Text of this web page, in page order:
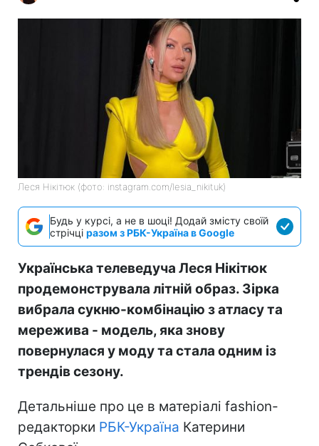
Леся Нікітюк (фото: instagram.com/lesia_nikituk)
Будь у курсі, а не в шоці! Додай змісту своїй
стрічці разом з РБК-Україна в Google
Українська телеведуча Леся Нікітюк
продемонструвала літній образ. Зірка
вибрала сукню-комбінацію з атласу та
мережива - модель, яка знову
повернулася у моду та стала одним із
трендів сезону.
Детальніше про це в матеріалі fashion-
редакторки РБК-Україна Катерини